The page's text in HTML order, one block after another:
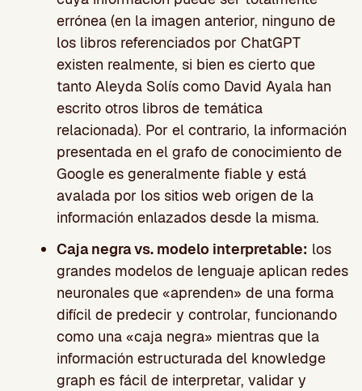
errónea (en la imagen anterior, ninguno de
los libros referenciados por ChatGPT
existen realmente, si bien es cierto que
tanto Aleyda Solís como David Ayala han
escrito otros libros de temática
relacionada). Por el contrario, la información
presentada en el grafo de conocimiento de
Google es generalmente fiable y está
avalada por los sitios web origen de la
información enlazados desde la misma.
Caja negra vs. modelo interpretable: los
grandes modelos de lenguaje aplican redes
neuronales que «aprenden» de una forma
difícil de predecir y controlar, funcionando
como una «caja negra» mientras que la
información estructurada del knowledge
graph es fácil de interpretar, validar y